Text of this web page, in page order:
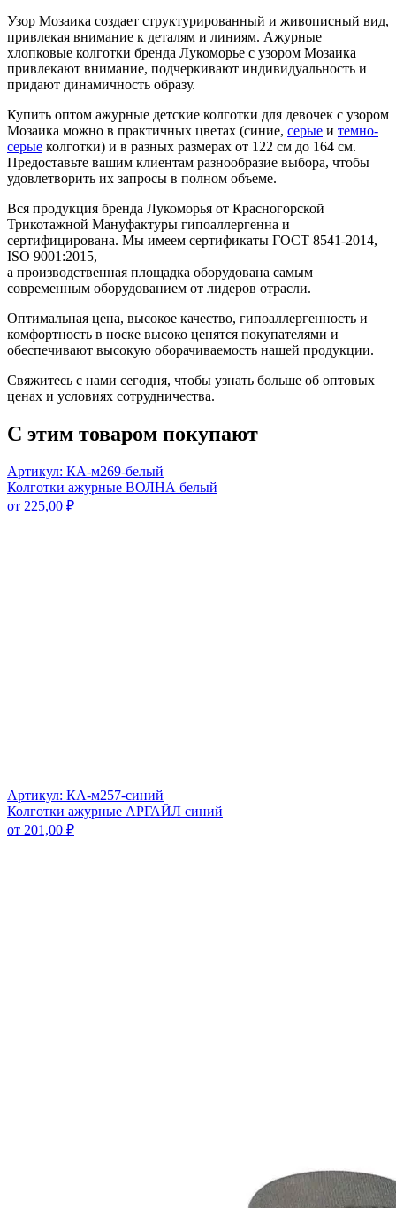
Узор Мозаика создает структурированный и живописный вид,
привлекая внимание к деталям и линиям. Ажурные
хлопковые колготки бренда Лукоморье с узором Мозаика
привлекают внимание, подчеркивают индивидуальность и
придают динамичность образу.
Купить оптом ажурные детские колготки для девочек с узором
Мозаика можно в практичных цветах (синие, серые и темно-
серые колготки) и в разных размерах от 122 см до 164 см.
Предоставьте вашим клиентам разнообразие выбора, чтобы
удовлетворить их запросы в полном объеме.
Вся продукция бренда Лукоморья от Красногорской
Трикотажной Мануфактуры гипоаллергенна и
сертифицирована. Мы имеем сертификаты ГОСТ 8541-2014,
ISO 9001:2015,
а производственная площадка оборудована самым
современным оборудованием от лидеров отрасли.
Оптимальная цена, высокое качество, гипоаллергенность и
комфортность в носке высоко ценятся покупателями и
обеспечивают высокую оборачиваемость нашей продукции.
Свяжитесь с нами сегодня, чтобы узнать больше об оптовых
ценах и условиях сотрудничества.
С этим товаром покупают
Артикул: КА-м269-белый
Колготки ажурные ВОЛНА белый
от 225,00 ₽
Артикул: КА-м257-синий
Колготки ажурные АРГАЙЛ синий
от 201,00 ₽